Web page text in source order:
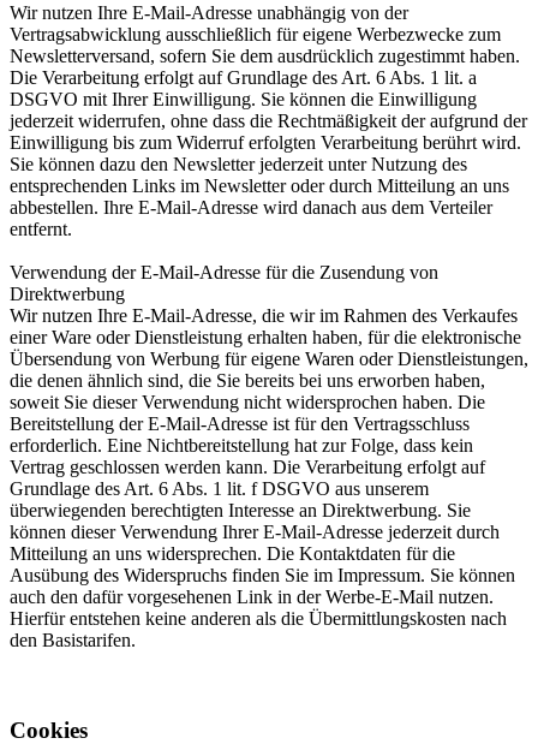
Wir nutzen Ihre E-Mail-Adresse unabhängig von der
Vertragsabwicklung ausschließlich für eigene Werbezwecke zum
Newsletterversand, sofern Sie dem ausdrücklich zugestimmt haben.
Die Verarbeitung erfolgt auf Grundlage des Art. 6 Abs. 1 lit. a
DSGVO mit Ihrer Einwilligung. Sie können die Einwilligung
jederzeit widerrufen, ohne dass die Rechtmäßigkeit der aufgrund der
Einwilligung bis zum Widerruf erfolgten Verarbeitung berührt wird.
Sie können dazu den Newsletter jederzeit unter Nutzung des
entsprechenden Links im Newsletter oder durch Mitteilung an uns
abbestellen. Ihre E-Mail-Adresse wird danach aus dem Verteiler
entfernt.
Verwendung der E-Mail-Adresse für die Zusendung von
Direktwerbung
Wir nutzen Ihre E-Mail-Adresse, die wir im Rahmen des Verkaufes
einer Ware oder Dienstleistung erhalten haben, für die elektronische
Übersendung von Werbung für eigene Waren oder Dienstleistungen,
die denen ähnlich sind, die Sie bereits bei uns erworben haben,
soweit Sie dieser Verwendung nicht widersprochen haben. Die
Bereitstellung der E-Mail-Adresse ist für den Vertragsschluss
erforderlich. Eine Nichtbereitstellung hat zur Folge, dass kein
Vertrag geschlossen werden kann. Die Verarbeitung erfolgt auf
Grundlage des Art. 6 Abs. 1 lit. f DSGVO aus unserem
überwiegenden berechtigten Interesse an Direktwerbung. Sie
können dieser Verwendung Ihrer E-Mail-Adresse jederzeit durch
Mitteilung an uns widersprechen. Die Kontaktdaten für die
Ausübung des Widerspruchs finden Sie im Impressum. Sie können
auch den dafür vorgesehenen Link in der Werbe-E-Mail nutzen.
Hierfür entstehen keine anderen als die Übermittlungskosten nach
den Basistarifen.
Cookies